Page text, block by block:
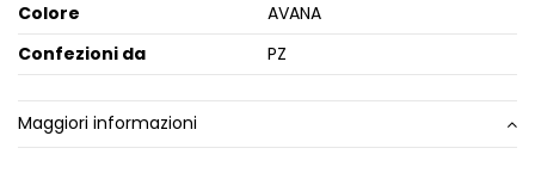
Colore
AVANA
Confezioni da
PZ
Maggiori informazioni